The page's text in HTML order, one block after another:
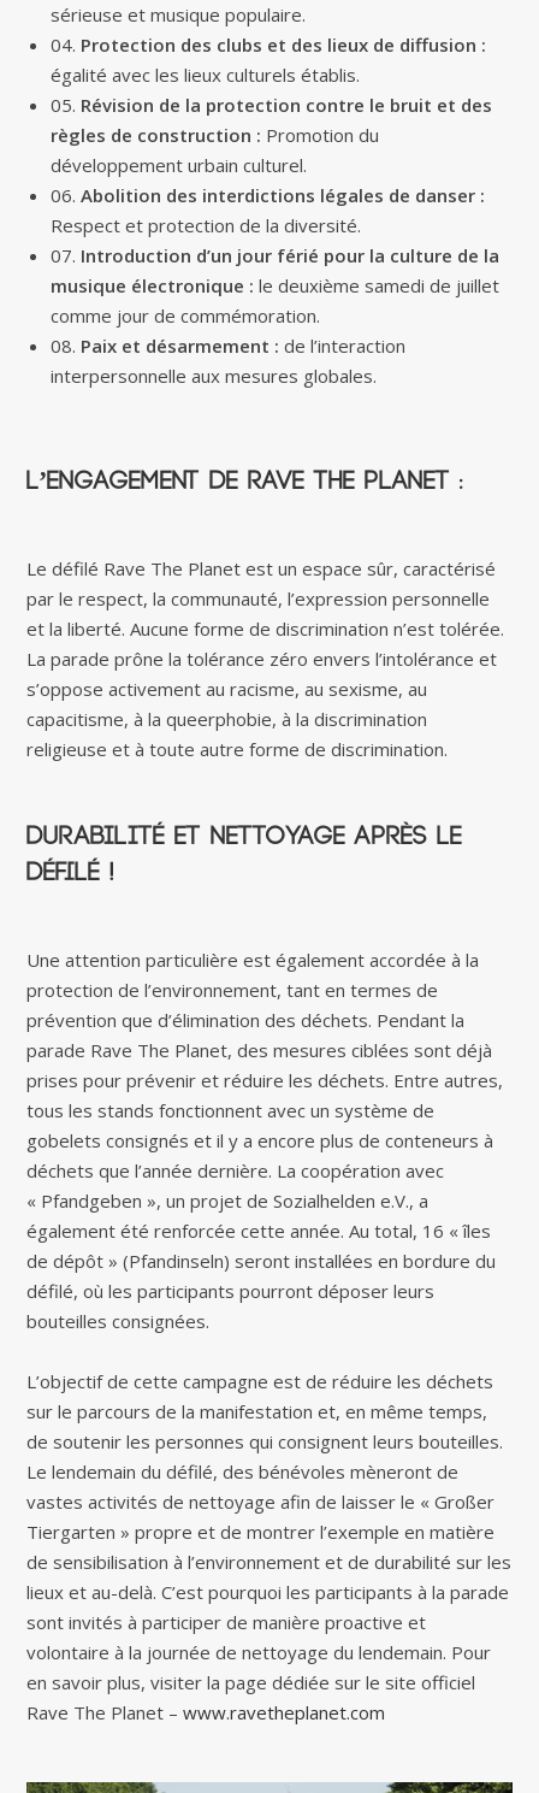
sérieuse et musique populaire.
04. Protection des clubs et des lieux de diffusion :
égalité avec les lieux culturels établis.
05. Révision de la protection contre le bruit et des
règles de construction : Promotion du
développement urbain culturel.
06.Abolition des interdictions légales de danser :
Respect et protection de la diversité.
07. Introduction d’un jour férié pour la culture de la
musique électronique : le deuxième samedi de juillet
comme jour de commémoration.
08. Paix et désarmement : de l’interaction
interpersonnelle aux mesures globales.
L’engagement de Rave The Planet :
Le défilé Rave The Planet est un espace sûr, caractérisé
par le respect, la communauté, l’expression personnelle
et la liberté. Aucune forme de discrimination n’est tolérée.
La parade prône la tolérance zéro envers l’intolérance et
s’oppose activement au racisme, au sexisme, au
capacitisme, à la queerphobie, à la discrimination
religieuse et à toute autre forme de discrimination.
Durabilité et nettoyage après le
défilé !
Une attention particulière est également accordée à la
protection de l’environnement, tant en termes de
prévention que d’élimination des déchets. Pendant la
parade Rave The Planet, des mesures ciblées sont déjà
prises pour prévenir et réduire les déchets. Entre autres,
tous les stands fonctionnent avec un système de
gobelets consignés et il y a encore plus de conteneurs à
déchets que l’année dernière. La coopération avec
« Pfandgeben », un projet de Sozialhelden e.V., a
également été renforcée cette année. Au total, 16 « îles
de dépôt » (Pfandinseln) seront installées en bordure du
défilé, où les participants pourront déposer leurs
bouteilles consignées.
L’objectif de cette campagne est de réduire les déchets
sur le parcours de la manifestation et, en même temps,
de soutenir les personnes qui consignent leurs bouteilles.
Le lendemain du défilé, des bénévoles mèneront de
vastes activités de nettoyage afin de laisser le « Großer
Tiergarten » propre et de montrer l’exemple en matière
de sensibilisation à l’environnement et de durabilité sur les
lieux et au-delà. C’est pourquoi les participants à la parade
sont invités à participer de manière proactive et
volontaire à la journée de nettoyage du lendemain. Pour
en savoir plus, visiter la page dédiée sur le site officiel
Rave The Planet –www.ravetheplanet.com